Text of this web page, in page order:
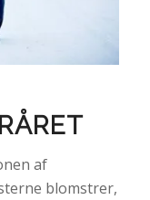
af
blomstrer,